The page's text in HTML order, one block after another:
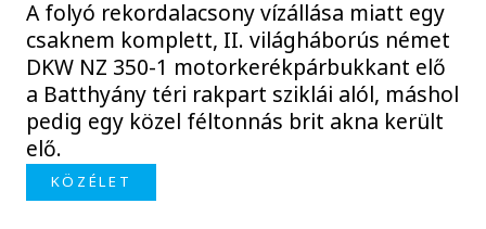
A folyó rekordalacsony vízállása miatt egy
csaknem komplett, II. világháborús német
DKW NZ 350-1 motorkerékpárbukkant elő
a Batthyány téri rakpart sziklái alól, máshol
pedig egy közel féltonnás brit akna került
elő.
KÖZÉLET